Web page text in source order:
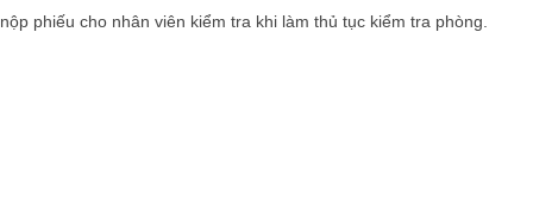
phiếu cho nhân viên kiểm tra khi làm thủ tục kiểm tra phòng.